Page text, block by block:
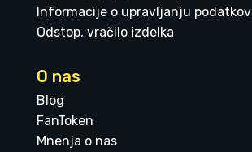
Informacije o upravljanju podatkov
Odstop, vračilo izdelka
O nas
Blog
FanToken
Mnenja o nas